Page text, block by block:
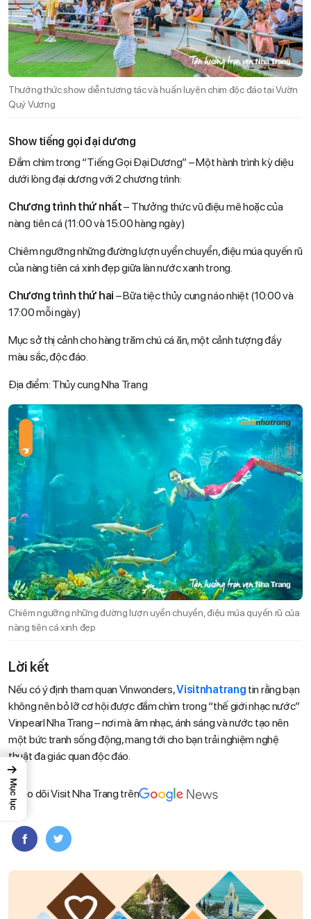
Thưởng thức show diễn tương tác và huấn luyện chim độc đáo tại Vườn
Quý Vương
Show tiếng gọi đại dương
Đắm chìm trong “Tiếng Gọi Đại Dương” – Một hành trình kỳ diệu
dưới lòng đại dương với 2 chương trình:
Chương trình thứ nhất– Thưởng thức vũ điệu mê hoặc của
nàng tiên cá (11:00 và 15:00 hàng ngày)
Chiêm ngưỡng những đường lượn uyển chuyển, điệu múa quyến rũ
của nàng tiên cá xinh đẹp giữa làn nước xanh trong.
Chương trình thứ hai – Bữa tiệc thủy cung náo nhiệt (10:00 và
17:00 mỗi ngày)
Mục sở thị cảnh cho hàng trăm chú cá ăn, một cảnh tượng đầy
màu sắc, độc đáo.
Địa điểm: Thủy cung Nha Trang
Chiêm ngưỡng những đường lượn uyển chuyển, điệu múa quyến rũ của
nàng tiên cá xinh đẹp
Lời kết
Nếu có ý định tham quan Vinwonders,Visitnhatrang tin rằng bạn
không nên bỏ lỡ cơ hội được đắm chìm trong “thế giới nhạc nước”
Vinpearl Nha Trang – nơi mà âm nhạc, ánh sáng và nước tạo nên
một bức tranh sống động, mang tới cho bạn trải nghiệm nghệ
thuật đa giác quan độc đáo.
Theo dõi Visit Nha Trang trên
→
Mục lục